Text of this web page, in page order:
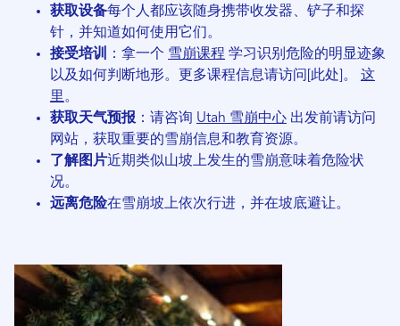
获取设备每个人都应该随身携带收发器、铲子和探
针，并知道如何使用它们。
接受培训
：拿一个 雪崩课程 学习识别危险的明显迹象
以及如何判断地形。更多课程信息请访问[此处]。 这
里。
获取天气预报 ：请咨询 Utah 雪崩中心 出发前请访问
网站，获取重要的雪崩信息和教育资源。
了解图片近期类似山坡上发生的雪崩意味着危险状
况。
远离危险在雪崩坡上依次行进，并在坡底避让。